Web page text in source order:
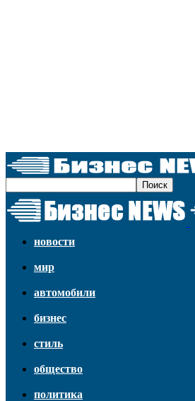
новости
мир
автомобили
бизнес
стиль
общество
политика